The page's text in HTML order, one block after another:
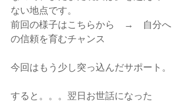
ない地点です。
前回の様子はこちらから　→　自分へ
の信頼を育むチャンス
今回はもう少し突っ込んだサポート。
すると。。。翌日お世話になった